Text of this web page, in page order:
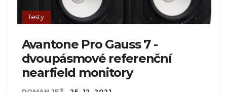
Testy
Avantone Pro Gauss 7 -
dvoupásmové referenční
nearfield monitory